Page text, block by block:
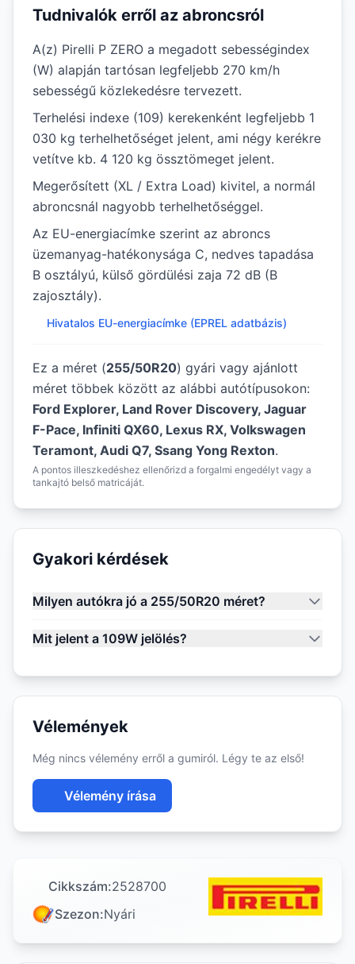
Tudnivalók erről az abroncsról
A(z) Pirelli P ZERO a megadott sebességindex
(W) alapján tartósan legfeljebb 270 km/h
sebességű közlekedésre tervezett.
Terhelési indexe (109) kerekenként legfeljebb 1
030 kg terhelhetőséget jelent, ami négy kerékre
vetítve kb. 4 120 kg össztömeget jelent.
Megerősített (XL / Extra Load) kivitel, a normál
abroncsnál nagyobb terhelhetőséggel.
Az EU-energiacímke szerint az abroncs
üzemanyag-hatékonysága C, nedves tapadása
B osztályú, külső gördülési zaja 72 dB (B
zajosztály).
Hivatalos EU-energiacímke (EPREL adatbázis)
Ez a méret (255/50R20) gyári vagy ajánlott
méret többek között az alábbi autótípusokon:
Ford Explorer, Land Rover Discovery, Jaguar
F-Pace, Infiniti QX60, Lexus RX, Volkswagen
Teramont, Audi Q7, Ssang Yong Rexton.
A pontos illeszkedéshez ellenőrizd a forgalmi engedélyt vagy a
tankajtó belső matricáját.
Gyakori kérdések
Milyen autókra jó a 255/50R20 méret?
Mit jelent a 109W jelölés?
Vélemények
Még nincs vélemény erről a gumiról. Légy te az első!
Vélemény írása
Cikkszám:2528700
Szezon:Nyári